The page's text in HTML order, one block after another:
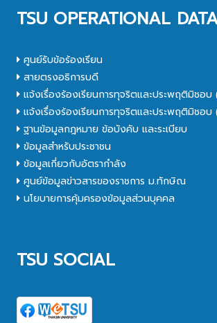
TSU OPERATIONAL
ศูนย์รับข้อร้องเรียน
สายตรงอธิการบดี
แจ้งเรื่องร้องเรียนการทุจริตและประพฤติมิชอบ
แจ้งเรื่องร้องเรียนการทุจริตและประพฤติมิชอบ
ฐานข้อมูลกฎหมาย ข้อบังคับ และระเบียบ
ข้อมูลสำหรับประชาชน
ข้อมูลเกี่ยวกับอัตรากำลัง
ศูนย์ข้อมูลข่าวสารของราชการ ม.ทักษิณ
นโยบายการคุ้มครองข้อมูลส่วนบุคคล
TSU SOCIAL